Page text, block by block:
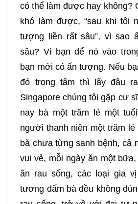
có thể làm được hay không?
khó làm được, “sau khi tôi
tượng liền rất sâu”, vì sao
sâu? Vì bạn để nó vào
bạn mới có ấn tượng. Nếu
đó trong tâm thì lấy đâu
Singapore chúng tôi gặp cư
nay bà một trăm lẻ một
người thanh niên một trăm
bà chưa từng sanh bệnh, cả
vui vẻ, mỗi ngày ăn một
ăn rau sống, các loại gia
tương dấm bà đều không